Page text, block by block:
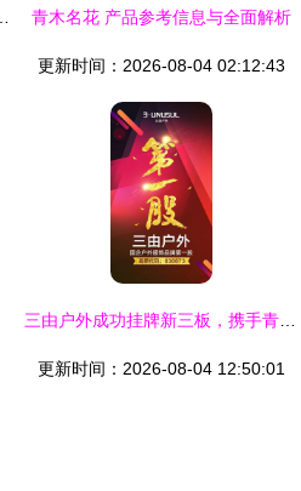
青木名花 产品参考信息与全面解析
更新时间：2026-08-04 02:12:43
更新时间：2026-08-04 12:50:01